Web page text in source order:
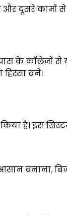
और दूसरे कामों से
के कॉलेजों से
हिस्सा बनें।
है। इस
बनाना,